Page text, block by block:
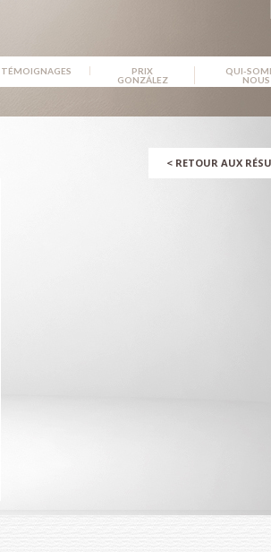
TÉMOIGNAGES
PRIX
GONZÁLEZ
QUI-
NOUS
< RETOUR AUX